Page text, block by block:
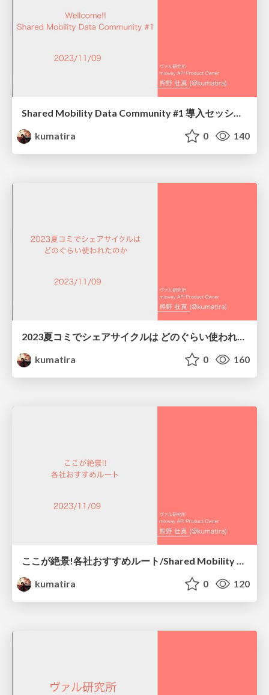
Shared Mobility Data Community #1 導入セッション
kumatira
0 140
2023夏コミでシェアサイクルは どのぐらい使われたのか(イベント時のシェアサイクルポートの利用動向)/Shared Mobility Data Community #1 LT1
kumatira
0 160
ここが絶景!各社おすすめルート/Shared Mobility Data Community #1 LT2
kumatira
0 120